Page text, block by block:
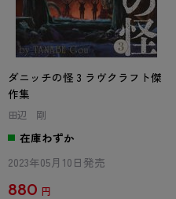
ダニッチの怪 3 ラヴクラフト傑
作集
田辺 剛
在庫わずか
2023年05月10日発売
880 円